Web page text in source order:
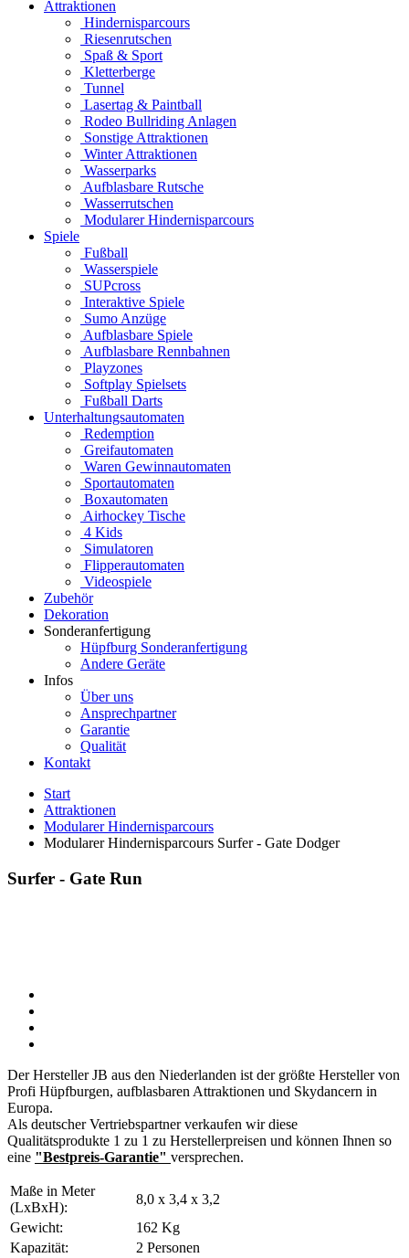
Attraktionen
Hindernisparcours
Riesenrutschen
Spaß & Sport
Kletterberge
Tunnel
Lasertag & Paintball
Rodeo Bullriding Anlagen
Sonstige Attraktionen
Winter Attraktionen
Wasserparks
Aufblasbare Rutsche
Wasserrutschen
Modularer Hindernisparcours
Spiele
Fußball
Wasserspiele
SUPcross
Interaktive Spiele
Sumo Anzüge
Aufblasbare Spiele
Aufblasbare Rennbahnen
Playzones
Softplay Spielsets
Fußball Darts
Unterhaltungsautomaten
Redemption
Greifautomaten
Waren Gewinnautomaten
Sportautomaten
Boxautomaten
Airhockey Tische
4 Kids
Simulatoren
Flipperautomaten
Videospiele
Zubehör
Dekoration
Sonderanfertigung
Hüpfburg Sonderanfertigung
Andere Geräte
Infos
Über uns
Ansprechpartner
Garantie
Qualität
Kontakt
Start
Attraktionen
Modularer Hindernisparcours
Modularer Hindernisparcours Surfer - Gate Dodger
Surfer - Gate Run
Der Hersteller JB aus den Niederlanden ist der größte Hersteller von
Profi Hüpfburgen, aufblasbaren Attraktionen und Skydancern in
Europa.
Als deutscher Vertriebspartner verkaufen wir diese
Qualitätsprodukte 1 zu 1 zu Herstellerpreisen und können Ihnen so
eine "Bestpreis-Garantie" versprechen.
Maße in Meter
(LxBxH):
8,0 x 3,4 x 3,2
Gewicht:
162 Kg
Kapazität:
2 Personen